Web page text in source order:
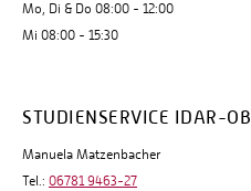
Mo, Di & Do 08:00 - 12:00
Mi 08:00 - 15:30
STUDIENSERVICE IDAR-
Manuela Matzenbacher
Tel.: 06781 9463-27